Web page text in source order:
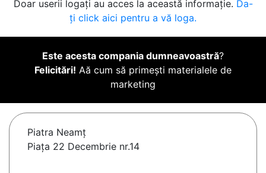
Doar userii logați au acces la această informație. Da-
ți click aici pentru a vă loga.
Este acesta compania dumneavoastră?
Felicitări! Aă cum să primești materialele de
marketing
Piatra Neamţ
Piața 22 Decembrie nr.14